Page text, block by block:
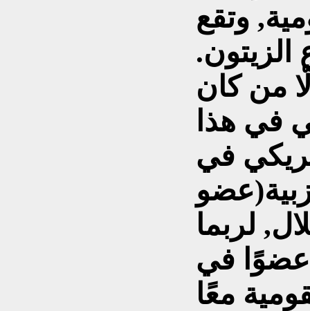
وتقع
الزيتون.
من كان
في هذا
في
لربما
في